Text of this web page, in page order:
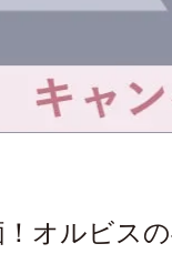
オルビス